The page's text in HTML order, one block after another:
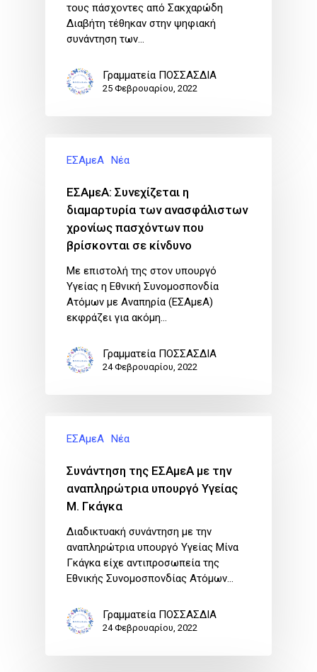
τους πάσχοντες από Σακχαρώδη
Διαβήτη τέθηκαν στην ψηφιακή
συνάντηση των…
Γραμματεία ΠΟΣΣΑΣΔΙΑ
25 Φεβρουαρίου, 2022
ΕΣΑμεΑ Νέα
ΕΣΑμεΑ: Συνεχίζεται η
διαμαρτυρία των ανασφάλιστων
χρονίως πασχόντων που
βρίσκονται σε κίνδυνο
Με επιστολή της στον υπουργό
Υγείας η Εθνική Συνομοσπονδία
Ατόμων με Αναπηρία (ΕΣΑμεΑ)
εκφράζει για ακόμη…
Γραμματεία ΠΟΣΣΑΣΔΙΑ
24 Φεβρουαρίου, 2022
ΕΣΑμεΑ Νέα
Συνάντηση της ΕΣΑμεΑ με την
αναπληρώτρια υπουργό Υγείας
Μ. Γκάγκα
Διαδικτυακή συνάντηση με την
αναπληρώτρια υπουργό Υγείας Μίνα
Γκάγκα είχε αντιπροσωπεία της
Εθνικής Συνομοσπονδίας Ατόμων…
Γραμματεία ΠΟΣΣΑΣΔΙΑ
24 Φεβρουαρίου, 2022